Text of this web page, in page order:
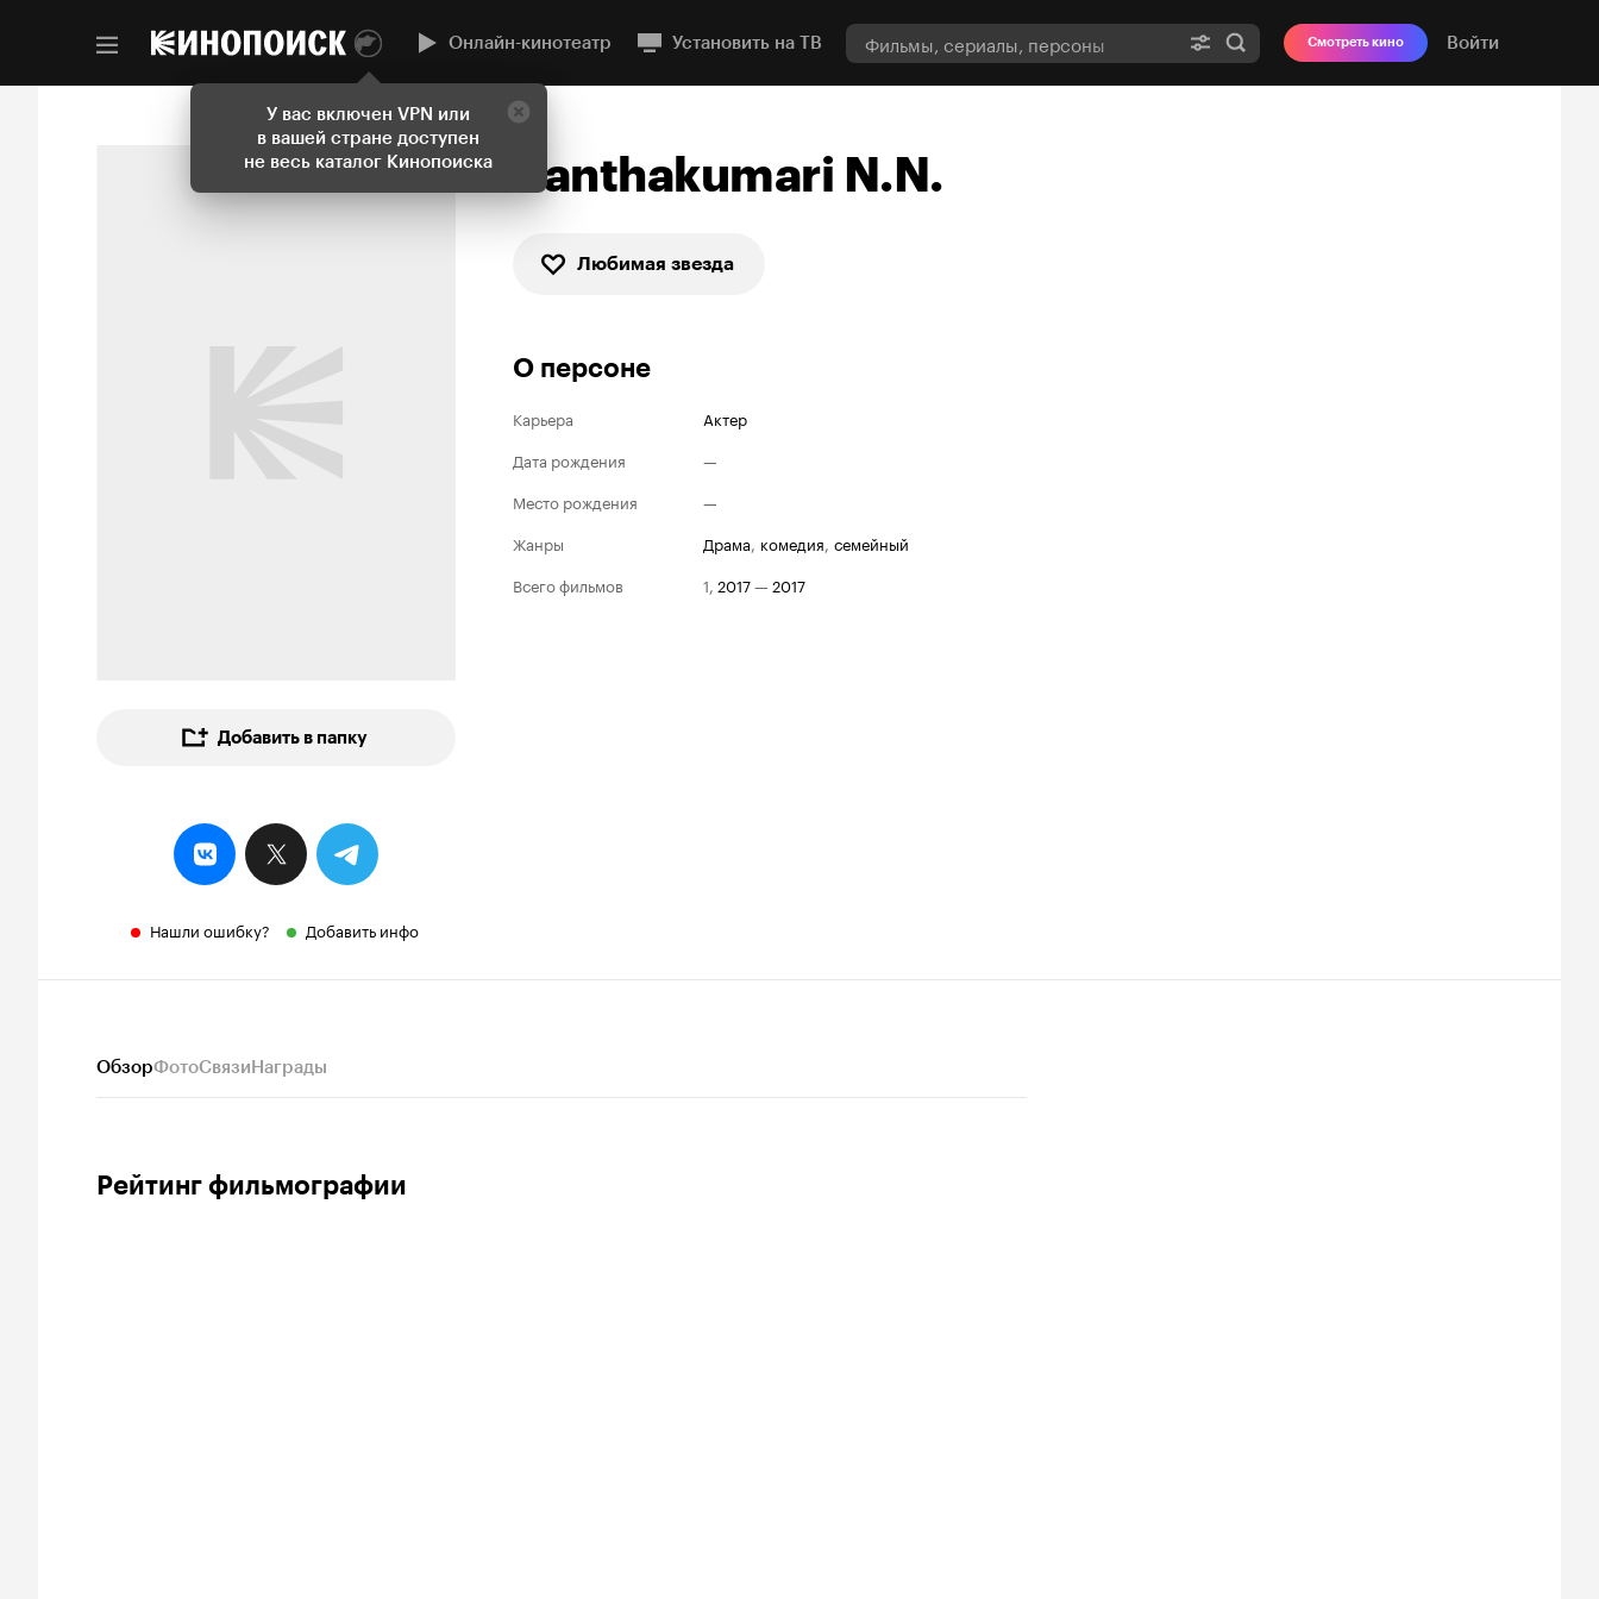
У вас включен VPN или
в вашей стране доступен
не весь каталог Кинопоиска
Онлайн-кинотеатр Установить на ТВ Смотреть кино Войти
Добавить в папку
Нашли ошибку? Добавить инфо
Santhakumari N.N.
Любимая звезда
О персоне
Карьера
Актер
Дата рождения
—
Место рождения
—
Жанры
драма, комедия, семейный
Всего фильмов
1, 2017— 2017
ОбзорФотоСвязиНаграды
Рейтинг фильмографии